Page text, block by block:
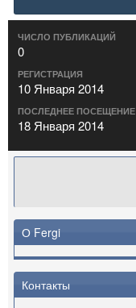
ЧИСЛО ПУБЛИКАЦИЙ
0
РЕГИСТРАЦИЯ
10 Января 2014
ПОСЛЕДНЕЕ ПОСЕЩЕНИЕ
18 Января 2014
О Fergi
Контакты